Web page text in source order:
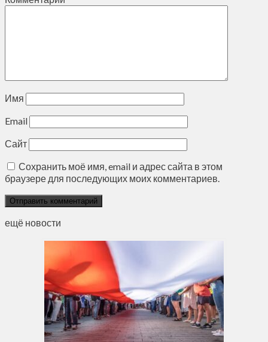
Имя
Email
Сайт
Сохранить моё имя, email и адрес сайта в этом
браузере для последующих моих комментариев.
ещё новости